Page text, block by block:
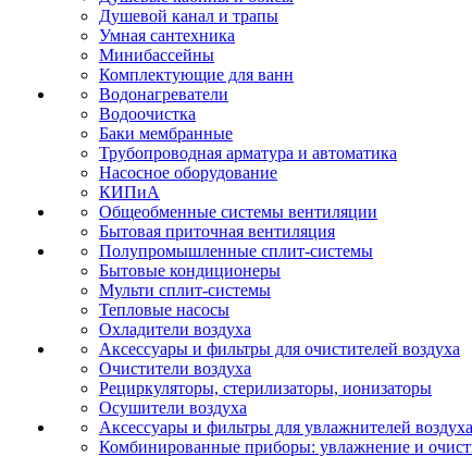
Душевой канал и трапы
Умная сантехника
Минибассейны
Комплектующие для ванн
Водонагреватели
Водоочистка
Баки мембранные
Трубопроводная арматура и автоматика
Насосное оборудование
КИПиА
Общеобменные системы вентиляции
Бытовая приточная вентиляция
Полупромышленные сплит-системы
Бытовые кондиционеры
Мульти сплит-системы
Тепловые насосы
Охладители воздуха
Аксессуары и фильтры для очистителей воздуха
Очистители воздуха
Рециркуляторы, стерилизаторы, ионизаторы
Осушители воздуха
Аксессуары и фильтры для увлажнителей воздуха
Комбинированные приборы: увлажнение и